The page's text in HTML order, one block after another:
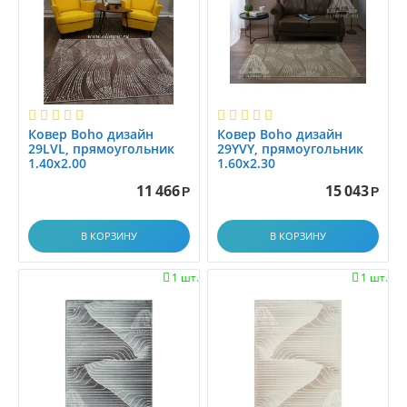
1.45x2.5
1.4x1.4
1.4x1.5
1.4x1.9
1.4x17.9
1.4x2
1.4x2.0
1.4x2.9
1.4x3.0
1.4x4.0
1.4x4.5
1.4x5.0
1.4x5.5
Ковер Boho дизайн
29LVL, прямоугольник
1.40x2.00
11 466 Р
В КОРЗИНУ
Ковер Boho дизайн
29YVY, прямоугольник
1.60x2.30
15 043 Р
В КОРЗИНУ
1 шт.
 1 шт.
